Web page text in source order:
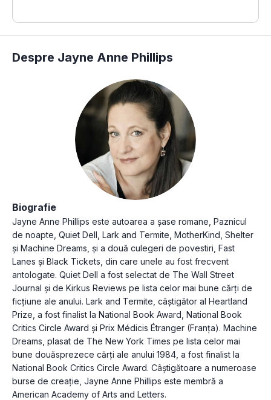
Despre Jayne Anne Phillips
Biografie
Jayne Anne Phillips este autoarea a șase romane, Paznicul
de noapte, Quiet Dell, Lark and Termite, MotherKind, Shelter
și Machine Dreams, și a două culegeri de povestiri, Fast
Lanes și Black Tickets, din care unele au fost frecvent
antologate. Quiet Dell a fost selectat de The Wall Street
Journal și de Kirkus Reviews pe lista celor mai bune cărți de
ficțiune ale anului. Lark and Termite, câștigător al Heartland
Prize, a fost finalist la National Book Award, National Book
Critics Circle Award și Prix Médicis Étranger (Franța). Machine
Dreams, plasat de The New York Times pe lista celor mai
bune douăsprezece cărți ale anului 1984, a fost finalist la
National Book Critics Circle Award. Câștigătoare a numeroase
burse de creaţie, Jayne Anne Phillips este membră a
American Academy of Arts and Letters.